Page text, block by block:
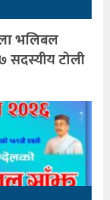
भलिबल
सदस्यीय टोली